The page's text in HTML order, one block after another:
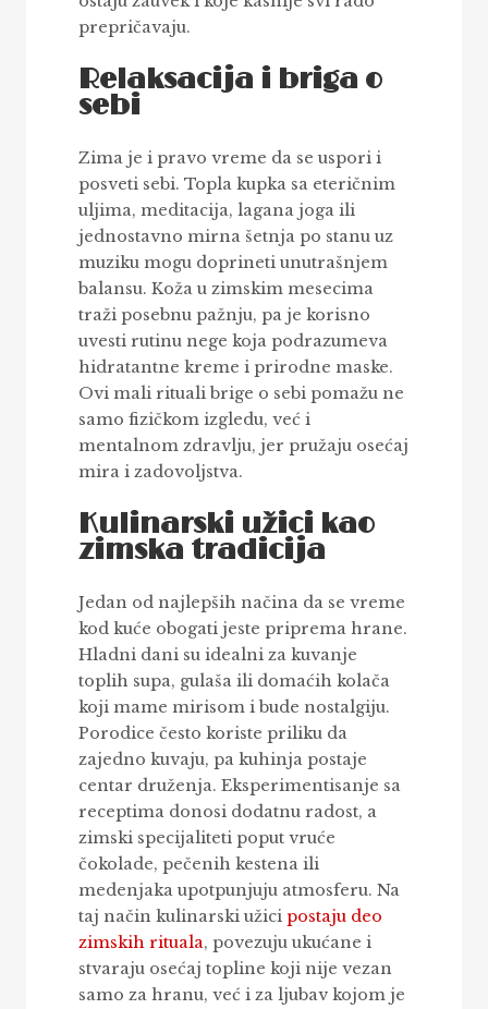
prepričavaju.
Relaksacija i briga o
sebi
Zima je i pravo vreme da se uspori i
posveti sebi. Topla kupka sa eteričnim
uljima, meditacija, lagana joga ili
jednostavno mirna šetnja po stanu uz
muziku mogu doprineti unutrašnjem
balansu. Koža u zimskim mesecima
traži posebnu pažnju, pa je korisno
uvesti rutinu nege koja podrazumeva
hidratantne kreme i prirodne maske.
Ovi mali rituali brige o sebi pomažu ne
samo fizičkom izgledu, već i
mentalnom zdravlju, jer pružaju osećaj
mira i zadovoljstva.
Kulinarski užici kao
zimska tradicija
Jedan od najlepših načina da se vreme
kod kuće obogati jeste priprema hrane.
Hladni dani su idealni za kuvanje
toplih supa, gulaša ili domaćih kolača
koji mame mirisom i bude nostalgiju.
Porodice često koriste priliku da
zajedno kuvaju, pa kuhinja postaje
centar druženja. Eksperimentisanje sa
receptima donosi dodatnu radost, a
zimski specijaliteti poput vruće
čokolade, pečenih kestena ili
medenjaka upotpunjuju atmosferu. Na
taj način kulinarski užici postaju deo
zimskih rituala, povezuju ukućane i
stvaraju osećaj topline koji nije vezan
samo za hranu, već i za ljubav kojom je